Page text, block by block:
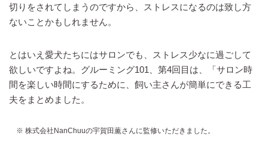
切りをされてしまうのですから、ストレスになるのは致し方
ないことかもしれません。
とはいえ愛犬たちにはサロンでも、ストレス少なに過ごして
欲しいですよね。グルーミング101、第4回目は、「サロン時
間を楽しい時間にするために、飼い主さんが簡単にできる工
夫をまとめました。
※ 株式会社NanChuuの宇賀田薫さんに監修いただきました。